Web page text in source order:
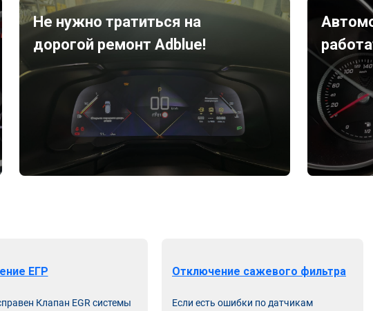
Не нужно тратиться на
дорогой ремонт Adblue!
ЕГР
Клапан EGR системы
Отключение сажевого фильтра
Если есть ошибки по датчикам